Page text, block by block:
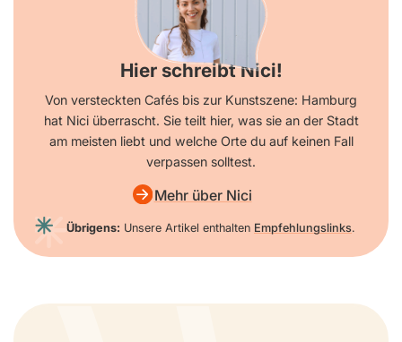
Hier schreibt Nici!
Von versteckten Cafés bis zur Kunstszene: Hamburg
hat Nici überrascht. Sie teilt hier, was sie an der Stadt
am meisten liebt und welche Orte du auf keinen Fall
verpassen solltest.
Mehr über Nici
Übrigens: Unsere Artikel enthalten Empfehlungslinks.